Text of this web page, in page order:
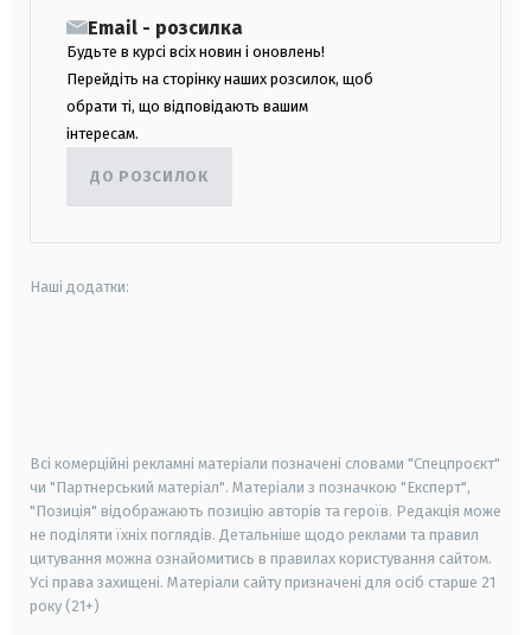
Email - розсилка
Будьте в курсі всіх новин і оновлень!
Перейдіть на сторінку наших розсилок, щоб
обрати ті, що відповідають вашим
інтересам.
ДО РОЗСИЛОК
Наші додатки:
Всі комерційні рекламні матеріали позначені словами "Спецпроєкт"
чи "Партнерський матеріал". Матеріали з позначкою "Експерт",
"Позиція" відображають позицію авторів та героїв. Редакція може
не поділяти їхніх поглядів. Детальніше щодо реклами та правил
цитування можна ознайомитись в правилах користування сайтом.
Усі права захищені. Матеріали сайту призначені для осіб старше 21
року (21+)